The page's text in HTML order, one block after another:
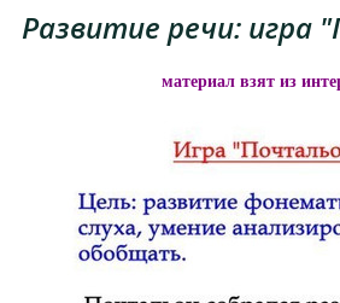
Развитие речи: игра
материал взят из